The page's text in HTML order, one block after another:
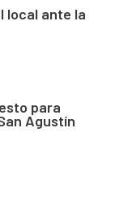
local ante la
para
Agustín